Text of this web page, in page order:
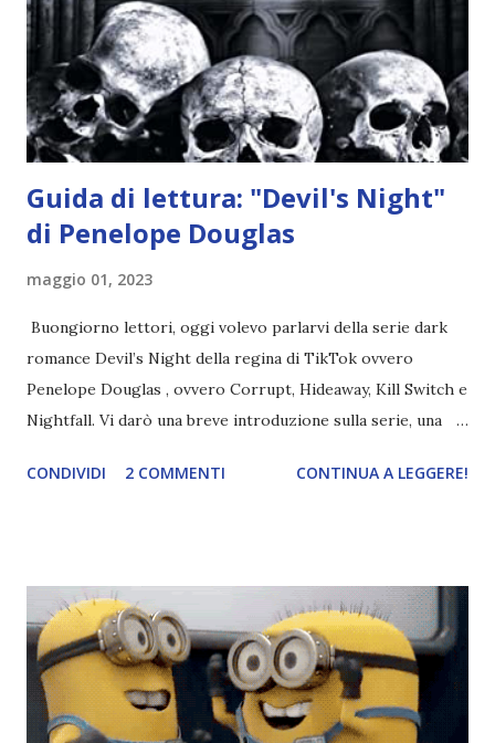
Rafael. A quelle parole, Haniel seguito da altri ibridi, si reca
nell'appartamento, senza risultati. Infine cercano nella
chiesetta. Lì trovano Rafael alle prese con gli angeli puri,
ma questa volta ...
Guida di lettura: "Devil's Night"
di Penelope Douglas
maggio 01, 2023
Buongiorno lettori, oggi volevo parlarvi della serie dark
romance Devil’s Night della regina di TikTok ovvero
Penelope Douglas , ovvero Corrupt, Hideaway, Kill Switch e
Nightfall. Vi darò una breve introduzione sulla serie, una
e anche un breve commento sui libri singoli. I libri sono in
grande (Devil's Night 1#) Autrice : Penelope Douglas
Pagine: 448 Editore: Newton Compton Editori
Pubblicazione: 10 Gennaio 2023 Traduttore: Laura Lancini
Trama: “Si chiama Michael Crist. È il fratello maggiore del
mio ragazzo ed è come quei film dell'orrore che guardi
CONDIVIDI 2 COMMENTI CONTINUA A LEGGERE!